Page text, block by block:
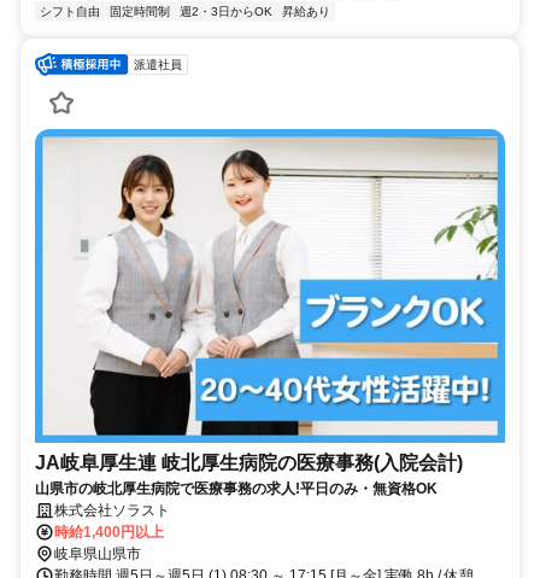
シフト自由 固定時間制 週2・3日からOK 昇給あり
派遣社員
JA岐阜厚生連 岐北厚生病院の医療事務(入院会計)
山県市の岐北厚生病院で医療事務の求人!平日のみ・無資格OK
株式会社ソラスト
時給1,400円以上
岐阜県山県市